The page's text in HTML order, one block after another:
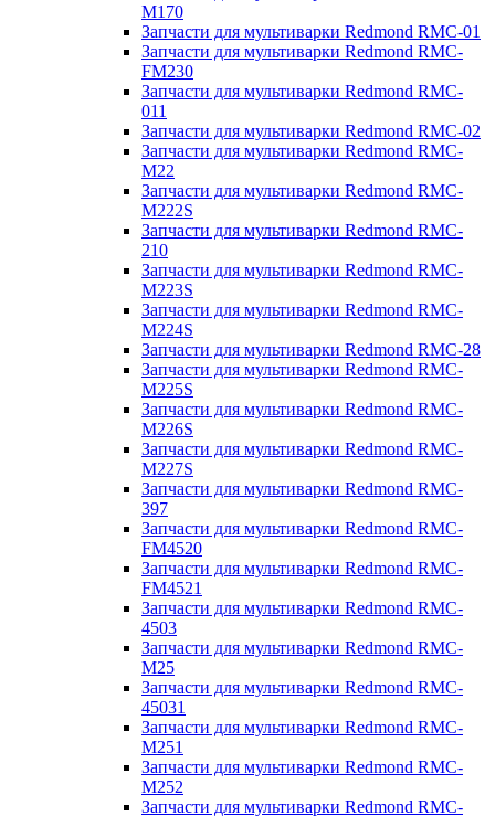
M170
Запчасти для мультиварки Redmond RMC-01
Запчасти для мультиварки Redmond RMC-
FM230
Запчасти для мультиварки Redmond RMC-
011
Запчасти для мультиварки Redmond RMC-02
Запчасти для мультиварки Redmond RMC-
M22
Запчасти для мультиварки Redmond RMC-
M222S
Запчасти для мультиварки Redmond RMC-
210
Запчасти для мультиварки Redmond RMC-
M223S
Запчасти для мультиварки Redmond RMC-
M224S
Запчасти для мультиварки Redmond RMC-28
Запчасти для мультиварки Redmond RMC-
M225S
Запчасти для мультиварки Redmond RMC-
M226S
Запчасти для мультиварки Redmond RMC-
M227S
Запчасти для мультиварки Redmond RMC-
397
Запчасти для мультиварки Redmond RMC-
FM4520
Запчасти для мультиварки Redmond RMC-
FM4521
Запчасти для мультиварки Redmond RMC-
4503
Запчасти для мультиварки Redmond RMC-
M25
Запчасти для мультиварки Redmond RMC-
45031
Запчасти для мультиварки Redmond RMC-
M251
Запчасти для мультиварки Redmond RMC-
M252
Запчасти для мультиварки Redmond RMC-